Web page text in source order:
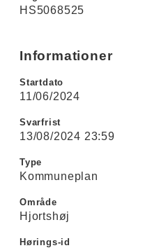
HS5068525
Informationer
Startdato
11/06/2024
Svarfrist
13/08/2024 23:59
Type
Kommuneplan
Område
Hjortshøj
Hørings-id